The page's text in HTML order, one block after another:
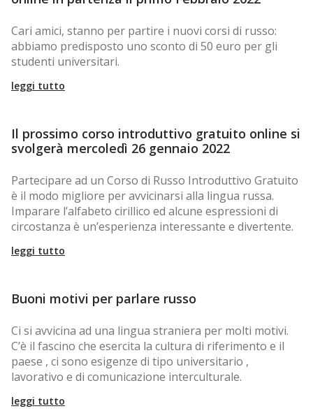
Cari amici, stanno per partire i nuovi corsi di russo:
abbiamo predisposto uno sconto di 50 euro per gli
studenti universitari.
leggi tutto
Il prossimo corso introduttivo gratuito online si
svolgerà mercoledì 26 gennaio 2022
Partecipare ad un Corso di Russo Introduttivo Gratuito
è il modo migliore per avvicinarsi alla lingua russa.
Imparare l’alfabeto cirillico ed alcune espressioni di
circostanza è un’esperienza interessante e divertente.
leggi tutto
Buoni motivi per parlare russo
Ci si avvicina ad una lingua straniera per molti motivi.
C’è il fascino che esercita la cultura di riferimento e il
paese , ci sono esigenze di tipo universitario ,
lavorativo e di comunicazione interculturale.
leggi tutto